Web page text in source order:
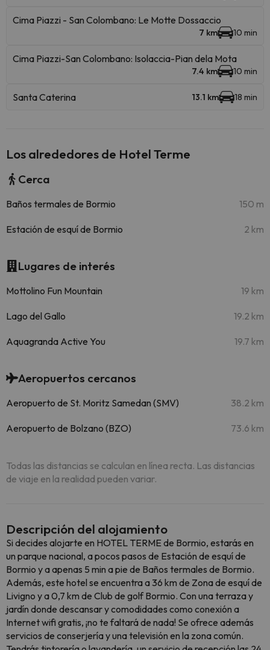
Cima Piazzi - San Colombano: Le Motte Dossaccio
7 km 10 min
Cima Piazzi-San Colombano: Isolaccia-Pian dela Mota
7.4 km 10 min
Santa Caterina 13.1 km 18 min
Los alrededores de Hotel Terme
Cerca
Baños termales de Bormio 150 m
Estación de esquí de Bormio 2 km
Lugares de interés
Mottolino Fun Mountain 19 km
Lago del Gallo 19.2 km
Aquagranda Active You 19.7 km
Aeropuertos cercanos
Aeropuerto de St. Moritz Samedan (SMV) 38.2 km
Aeropuerto de Bolzano (BZO) 73.6 km
Todas las distancias se calculan en línea recta. Las distancias
de viaje en la realidad pueden variar.
Descripción del alojamiento
Si decides alojarte en HOTEL TERME de Bormio, estarás en
un parque nacional, a pocos pasos de Estación de esquí de
Bormio y a apenas 5 min a pie de Baños termales de Bormio.
Además, este hotel se encuentra a 36 km de Zona de esquí de
Livigno y a 0,7 km de Club de golf Bormio. Con una terraza y
jardín donde descansar y comodidades como conexión a
Internet wifi gratis, ¡no te faltará de nada! Se ofrece además
servicios de conserjería y una televisión en la zona común.